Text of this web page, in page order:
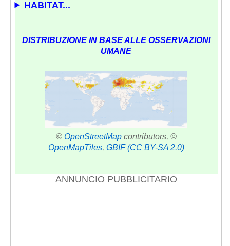
HABITAT...
DISTRIBUZIONE IN BASE ALLE OSSERVAZIONI
UMANE
© OpenStreetMapcontributors, ©
OpenMapTiles, GBIF (CC BY-SA 2.0)
ANNUNCIO PUBBLICITARIO